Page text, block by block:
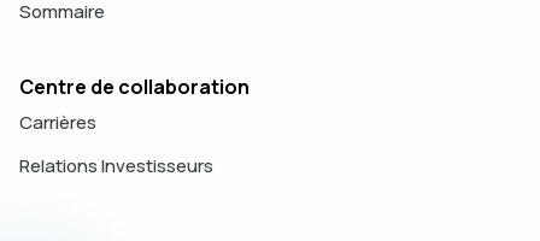
Sommaire
Centre de collaboration
Carrières
Relations Investisseurs